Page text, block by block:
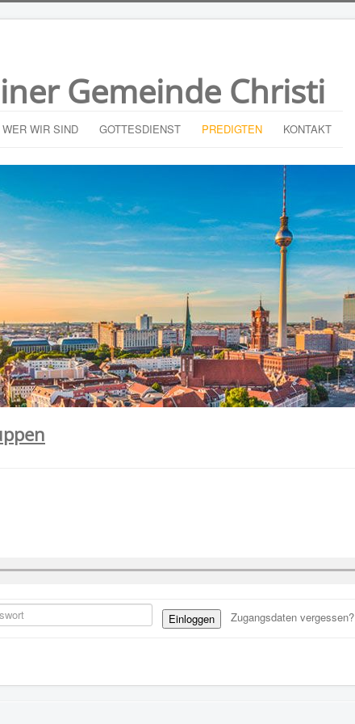
Gemeinde Christi
WER WIR SIND GOTTESDIENST PREDIGTEN KONTAKT
Einloggen Zugangsdaten vergessen?